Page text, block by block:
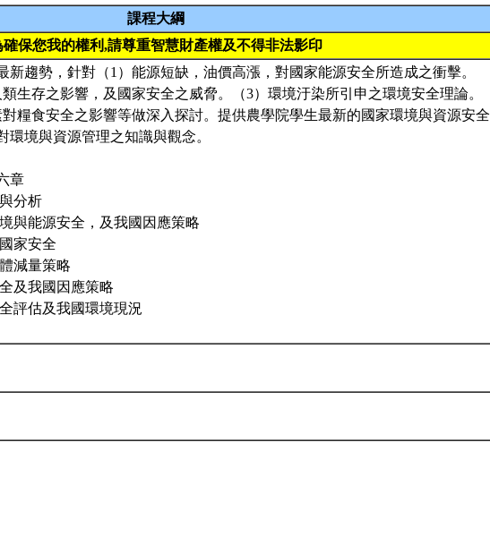
課程大綱
確保您我的權利,請尊重智慧財產權及不得非法影印
新趨勢，針對（1）能源短缺，油價高漲，對國家能源安全所造成之衝擊。
類生存之影響，及國家安全之威脅。（3）環境汙染所引申之環境安全理論。
對糧食安全之影響等做深入探討。提供農學院學生最新的國家環境與資源安全
環境與資源管理之知識與觀念。
章
分析
與能源安全，及我國因應策略
家安全
減量策略
及我國因應策略
評估及我國環境現況